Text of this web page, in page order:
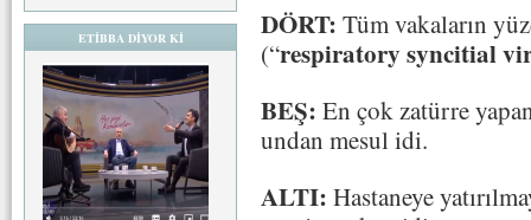
ETİBBA DİYOR Kİ DÖRT: Tüm vakaların
(“respiratory syncitial
BEŞ: En çok zatürre
undan mesul idi.
ALTI: Hastaneye